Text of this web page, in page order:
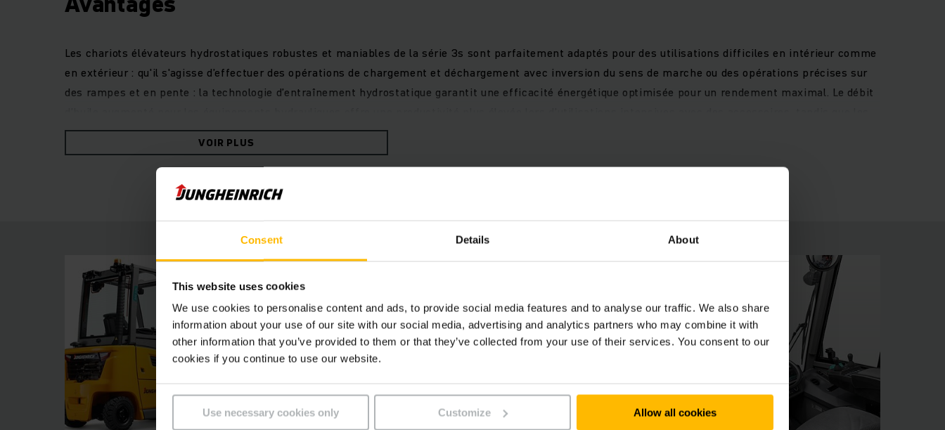
Consent Details About
This website uses cookies
We use cookies to personalise content and ads, to provide social media features and to analyse our traffic. We also share
information about your use of our site with our social media, advertising and analytics partners who may combine it with
other information that you’ve provided to them or that they’ve collected from your use of their services. You consent to our
cookies if you continue to use our website.
Use necessary cookies only Customize Allow all cookies
Les chariots élévateurs hydrostatiques robustes et maniables de la série 3s sont parfaitement adaptés pour des utilisations difficiles en intérieur comme
en extérieur : qu'il s'agisse d’effectuer des opérations de chargement et déchargement avec inversion du sens de marche ou des opérations précises sur
des rampes et en pente : la technologie d’entraînement hydrostatique garantit une efficacité énergétique optimisée pour un rendement maximal. Le débit
moteurs industriels performants et faciles d’entretien Kubota garantissent une dynamique de conduite élevée tout en réduisant les émissions de gaz
d'échappement. Le toit panoramique offre une visibilité optimale et permet ainsi un travail sûr et confortable ; de même que l’écran 4 pouces avec ses
cinq programmes de conduite au choix, les systèmes d'assistance faciles à commander via une interface, le tout garantissant un travail des plus
efficaces en toute situation.
VOIR PLUS